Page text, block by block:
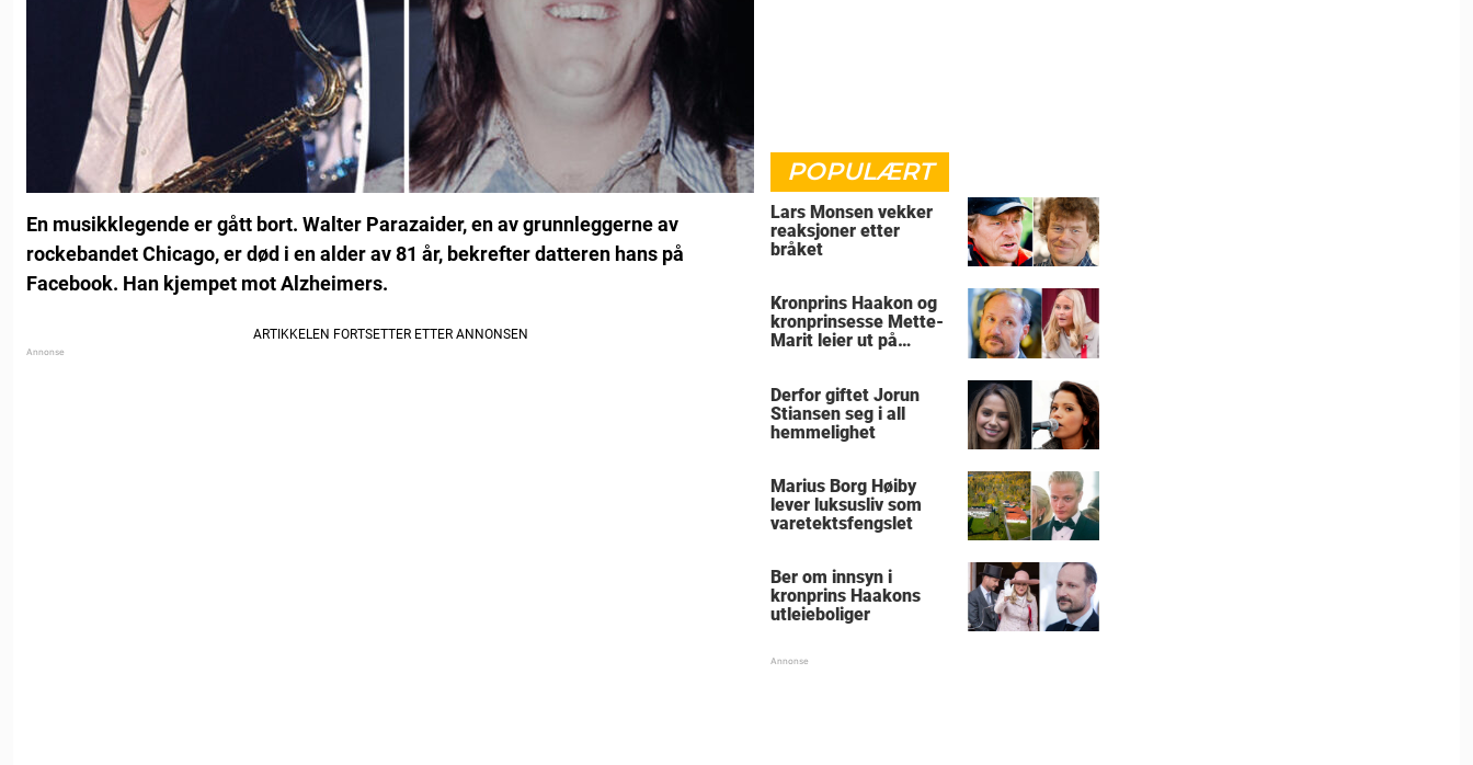
En musikklegende er gått bort. Walter Parazaider, en av grunnleggerne av
rockebandet Chicago, er død i en alder av 81 år, bekrefter datteren hans på
Facebook. Han kjempet mot Alzheimers.
POPULÆRT
Lars Monsen vekker
reaksjoner etter
bråket
Kronprins Haakon og
kronprinsesse Mette-
Marit leier ut på
Derfor giftet Jorun
Stiansen seg i all
hemmelighet
Marius Borg Høiby
lever luksusliv som
varetektsfengslet
Ber om innsyn i
kronprins Haakons
utleieboliger